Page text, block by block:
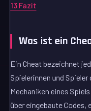
13 Fazit
Was ist ein
Ein Cheat bezeichnet
Spielerinnen und Spieler
Mechaniken eines
über eingebaute